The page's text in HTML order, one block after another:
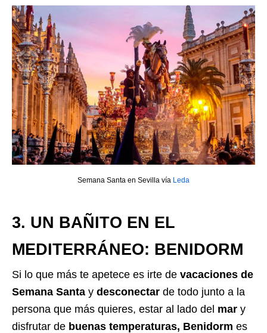
Semana Santa en Sevilla vía Leda
3. UN BAÑITO EN EL
MEDITERRÁNEO: BENIDORM
Si lo que más te apetece es irte de vacaciones de
Semana Santa y desconectar de todo junto a la
persona que más quieres, estar al lado del mar y
disfrutar de buenas temperaturas, Benidorm es